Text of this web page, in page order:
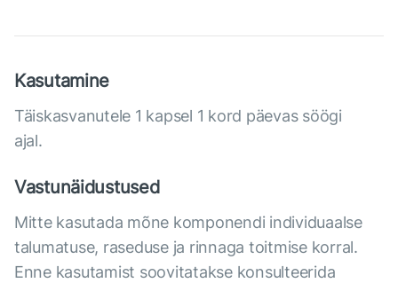
Kasutamine
Täiskasvanutele 1 kapsel 1 kord päevas söögi
ajal.
Vastunäidustused
Mitte kasutada mõne komponendi individuaalse
talumatuse, raseduse ja rinnaga toitmise korral.
Enne kasutamist soovitatakse konsulteerida